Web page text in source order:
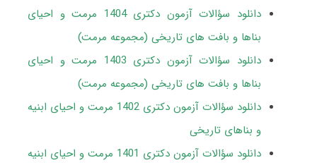
دانلود سؤالات آزمون دکتری 1404 مرمت و احیای
بناها و بافت های تاریخی (مجموعه مرمت)
دانلود سؤالات آزمون دکتری 1403 مرمت و احیای
بناها و بافت های تاریخی (مجموعه مرمت)
دانلود سؤالات آزمون دکتری 1402 مرمت و احیای ابنیه
و بناهای تاریخی
دانلود سؤالات آزمون دکتری 1401 مرمت و احیای ابنیه